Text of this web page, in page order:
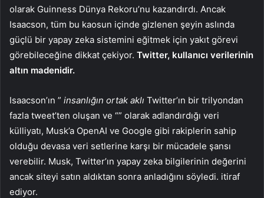
olarak Guinness Dünya Rekoru’nu kazandırdı. Ancak
Isaacson, tüm bu kaosun içinde gizlenen şeyin aslında
güçlü bir yapay zeka sistemini eğitmek için yakıt görevi
görebileceğine dikkat çekiyor. Twitter, kullanıcı verilerinin
altın madenidir.
Isaacson’ın ” insanlığın ortak aklı Twitter’ın bir trilyondan
fazla tweet’ten oluşan ve “” olarak adlandırdığı veri
külliyatı, Musk’a OpenAI ve Google gibi rakiplerin sahip
olduğu devasa veri setlerine karşı bir mücadele şansı
verebilir. Musk, Twitter’ın yapay zeka bilgilerinin değerini
ancak siteyi satın aldıktan sonra anladığını söyledi. itiraf
ediyor.